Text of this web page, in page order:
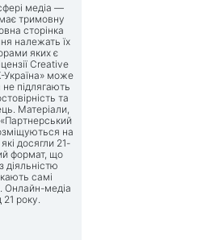
медіа —
тримовну
сторінка
належать їх
яких є
Creative
Україна» може
не підлягають
та
Матеріали,
на
досягли 21-
формат, що
діяльністю
самі
Онлайн-медіа
21 року.